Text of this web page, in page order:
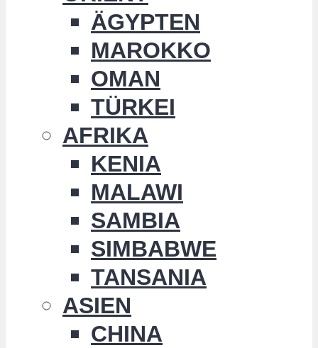
ÄGYPTEN
MAROKKO
OMAN
TÜRKEI
AFRIKA
KENIA
MALAWI
SAMBIA
SIMBABWE
TANSANIA
ASIEN
CHINA